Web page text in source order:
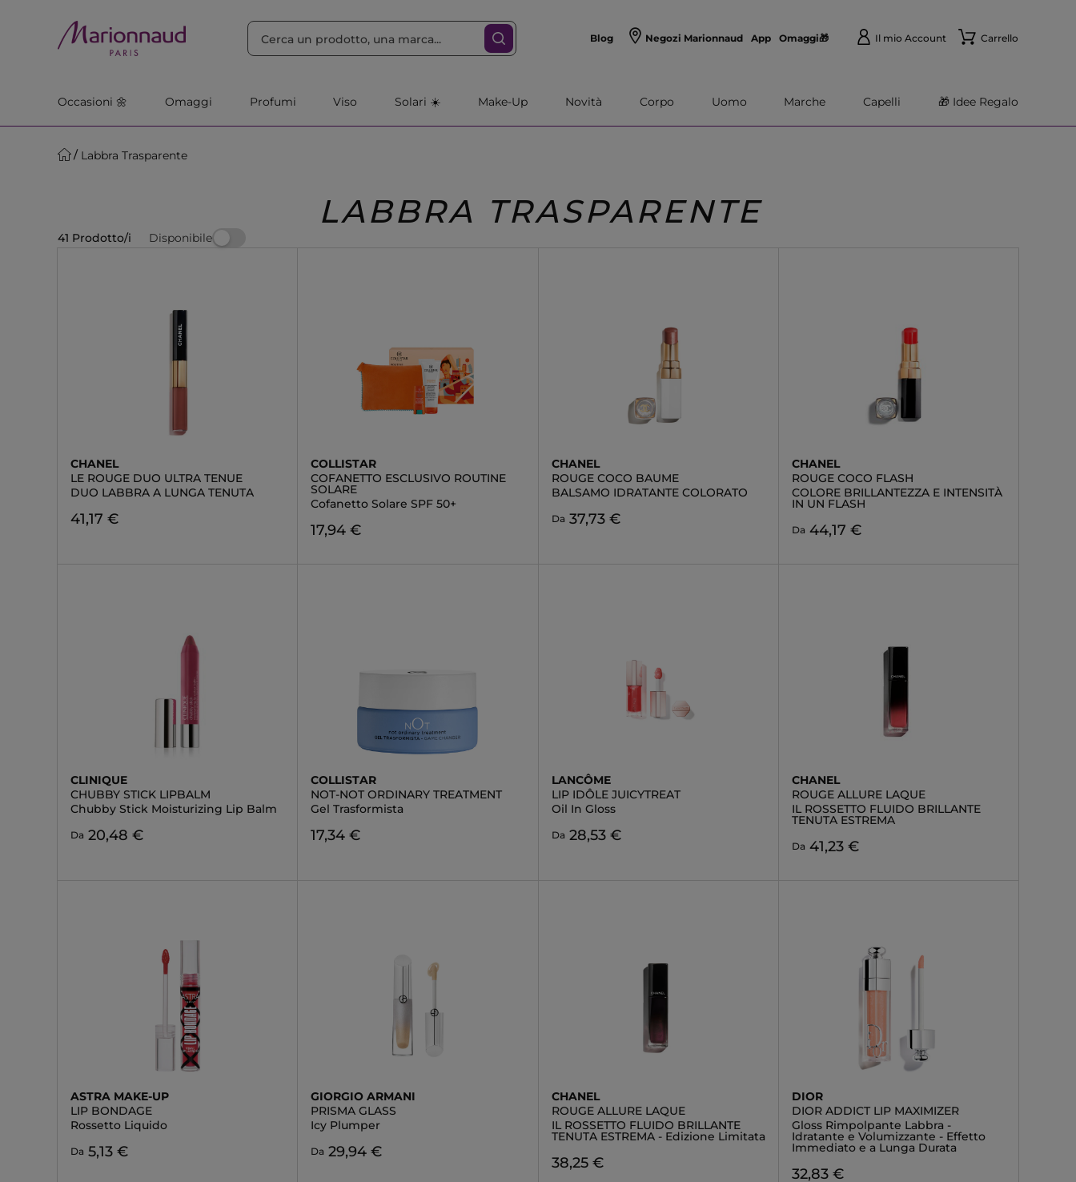
Blog Negozi Marionnaud App Omaggi🎁 Il mio Account Carrello
Occasioni 🌼 Omaggi Profumi Viso Solari ☀️ Make-Up Novità Corpo Uomo Marche Capelli 🎁 Idee Regalo
Labbra Trasparente
LABBRA TRASPARENTE
41 Prodotto/i Disponibile
CHANEL
LE ROUGE DUO ULTRA TENUE
DUO LABBRA A LUNGA TENUTA
41,17 €
COLLISTAR
COFANETTO ESCLUSIVO ROUTINE
SOLARE
Cofanetto Solare SPF 50+
17,94 €
CHANEL
ROUGE COCO BAUME
BALSAMO IDRATANTE COLORATO
Da 37,73 €
CHANEL
ROUGE COCO FLASH
COLORE BRILLANTEZZA E INTENSITÀ
IN UN FLASH
Da 44,17 €
CLINIQUE
CHUBBY STICK LIPBALM
Chubby Stick Moisturizing Lip Balm
Da 20,48 €
COLLISTAR
NOT-NOT ORDINARY TREATMENT
Gel Trasformista
17,34 €
LANCÔME
LIP IDÔLE JUICYTREAT
Oil In Gloss
Da 28,53 €
CHANEL
ROUGE ALLURE LAQUE
IL ROSSETTO FLUIDO BRILLANTE
TENUTA ESTREMA
Da 41,23 €
ASTRA MAKE-UP
LIP BONDAGE
Rossetto Liquido
Da 5,13 €
GIORGIO ARMANI
PRISMA GLASS
Icy Plumper
Da 29,94 €
CHANEL
ROUGE ALLURE LAQUE
IL ROSSETTO FLUIDO BRILLANTE
TENUTA ESTREMA - Edizione Limitata
38,25 €
DIOR
DIOR ADDICT LIP MAXIMIZER
Gloss Rimpolpante Labbra -
Idratante e Volumizzante - Effetto
Immediato e a Lunga Durata
32,83 €